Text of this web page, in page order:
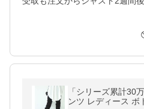
「シリーズ累計30
ンツ レディース ボ